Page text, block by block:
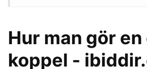
Hur man gör en
koppel -